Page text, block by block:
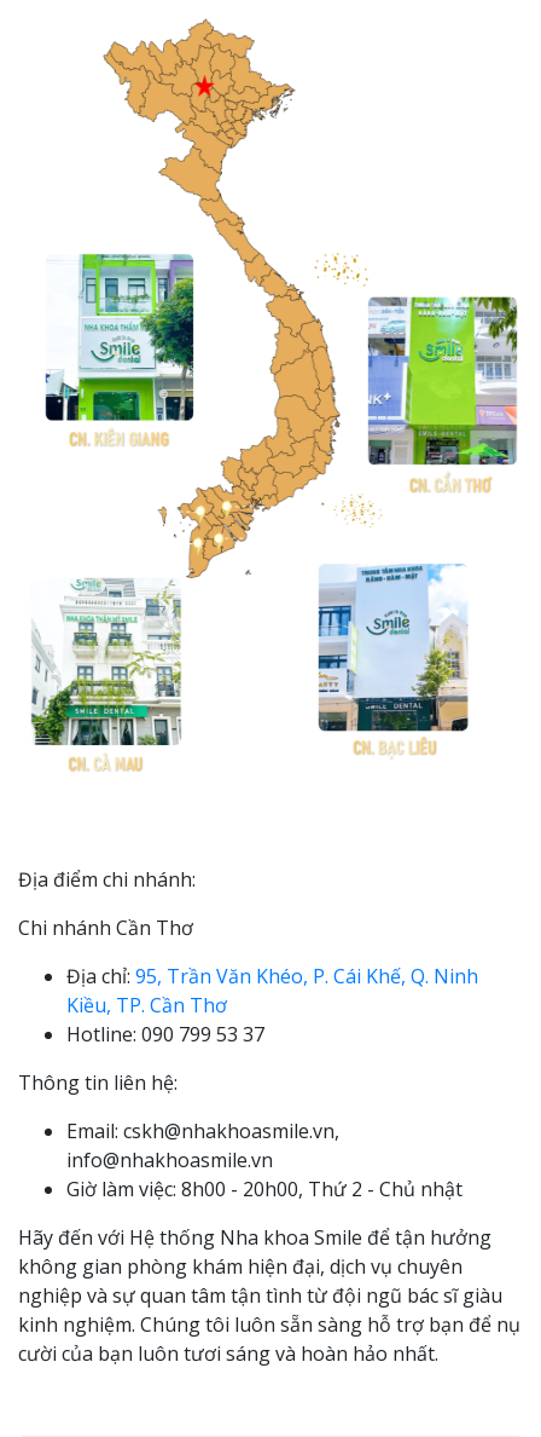
Địa điểm chi nhánh:
Chi nhánh Cần Thơ
Địa chỉ: 95, Trần Văn Khéo, P. Cái Khế, Q. Ninh
Kiều, TP. Cần Thơ
Hotline: 090 799 53 37
Thông tin liên hệ:
Email: cskh@nhakhoasmile.vn,
info@nhakhoasmile.vn
Giờ làm việc: 8h00 - 20h00, Thứ 2 - Chủ nhật
Hãy đến với Hệ thống Nha khoa Smile để tận hưởng
không gian phòng khám hiện đại, dịch vụ chuyên
nghiệp và sự quan tâm tận tình từ đội ngũ bác sĩ giàu
kinh nghiệm. Chúng tôi luôn sẵn sàng hỗ trợ bạn để nụ
cười của bạn luôn tươi sáng và hoàn hảo nhất.